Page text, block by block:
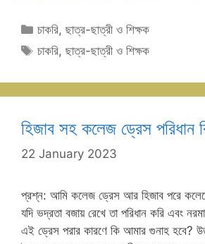
Categories
চাকরি,ছাত্র-ছাত্রী ও শিক্ষক
Tags
চাকরি,ছাত্র-ছাত্রী ও শিক্ষক
হিজাব সহ কলেজ ড্রেস পরিধান
22 January 2023
প্রশ্ন: আমি কলেজ ড্রেস আর হিজাব পরে
যদি ভদ্রতা বজায় রেখে তা পরিধান করি এবং
এই ড্রেস পরার কারণে কি আমার গুনাহ হবে?